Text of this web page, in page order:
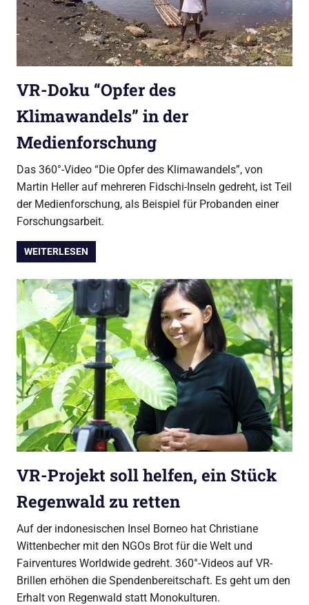
VR-Doku “Opfer des
Klimawandels” in der
Medienforschung
Das 360°-Video “Die Opfer des Klimawandels”, von
Martin Heller auf mehreren Fidschi-Inseln gedreht, ist Teil
der Medienforschung, als Beispiel für Probanden einer
Forschungsarbeit.
WEITERLESEN
VR-Projekt soll helfen, ein Stück
Regenwald zu retten
Auf der indonesischen Insel Borneo hat Christiane
Wittenbecher mit den NGOs Brot für die Welt und
Fairventures Worldwide gedreht. 360°-Videos auf VR-
Brillen erhöhen die Spendenbereitschaft. Es geht um den
Erhalt von Regenwald statt Monokulturen.